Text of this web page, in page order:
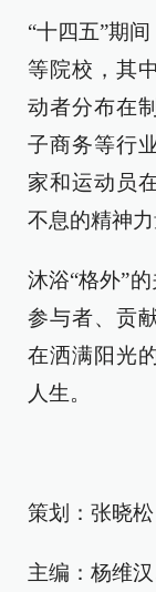
“十四五”期
等院校，其
动者分布在
子商务等行
家和运动员
不息的精神
沐浴“格外”
参与者、贡
在洒满阳光
人生。
策划：张晓松
主编：杨维